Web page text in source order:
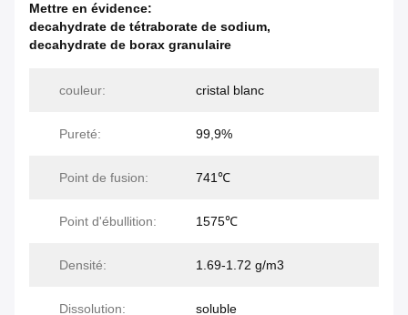
Mettre en évidence:
decahydrate de tétraborate de sodium,
decahydrate de borax granulaire
couleur: cristal blanc
Pureté: 99,9%
Point de fusion: 741℃
Point d'ébullition: 1575℃
Densité: 1.69-1.72 g/m3
Dissolution: soluble